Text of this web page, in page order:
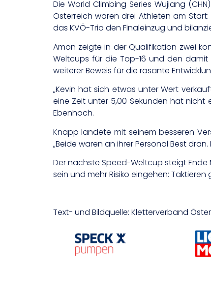
Die World Climbing Series Wujiang
Österreich waren drei Athleten am
das KVÖ-Trio den Finaleinzug und
Amon zeigte in der Qualifikation zwei
Weltcups für die Top-16 und den
weiterer Beweis für die rasante
„Kevin hat sich etwas unter Wert
eine Zeit unter 5,00 Sekunden hat
Ebenhoch.
Knapp landete mit seinem besseren
„Beide waren an ihrer Personal Best
Der nächste Speed-Weltcup steigt Ende
sein und mehr Risiko eingehen:
Text- und Bildquelle: Kletterverband